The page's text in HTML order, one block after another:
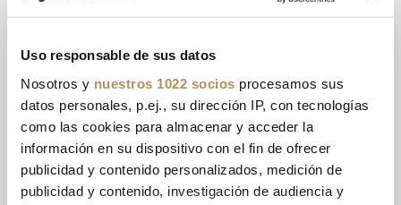
Uso responsable de sus datos
Nosotros y nuestros 1022 socios procesamos sus
datos personales, p.ej., su dirección IP, con tecnologías
como las cookies para almacenar y acceder la
información en su dispositivo con el fin de ofrecer
publicidad y contenido personalizados, medición de
publicidad y contenido, investigación de audiencia y
15+ AÑOS DE
EXPERIENCIA
PAGO
SEGURO